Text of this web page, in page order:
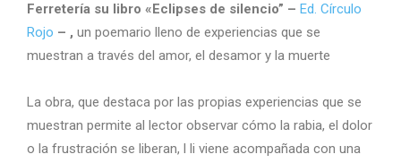
Ferretería su libro «Eclipses de silencio” – Ed. Círculo
Rojo – , un poemario lleno de experiencias que se
muestran a través del amor, el desamor y la muerte
La obra, que destaca por las propias experiencias que se
muestran permite al lector observar cómo la rabia, el dolor
o la frustración se liberan, l li viene acompañada con una